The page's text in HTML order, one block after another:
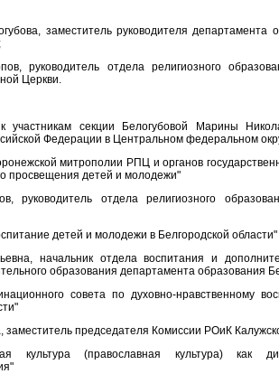
заместитель руководителя департамента
руководитель отдела религиозного
Церкви.
участникам секции Белогубовой Марины
Федерации в Центральном федеральном
митрополии РПЦ и органов
просвещения детей и молодежи"
руководитель отдела религиозного
детей и молодежи в Белгородской области"
начальник отдела воспитания и
образования департамента образования
совета по духовно-нравственному
заместитель председателя Комиссии РОиК
культура (православная культура) как